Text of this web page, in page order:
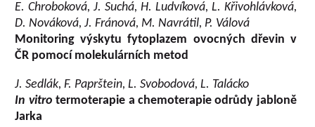
E. Chroboková, J. Suchá, H. Ludvíková, L. Křivohlávková,
D. Nováková, J. Fránová, M. Navrátil, P. Válová
Monitoring výskytu fytoplazem ovocných dřevin v
ČR pomocí molekulárních metod
J. Sedlák, F. Paprštein, L. Svobodová, L. Talácko
In vitro termoterapie a chemoterapie odrůdy jabloně
Jarka